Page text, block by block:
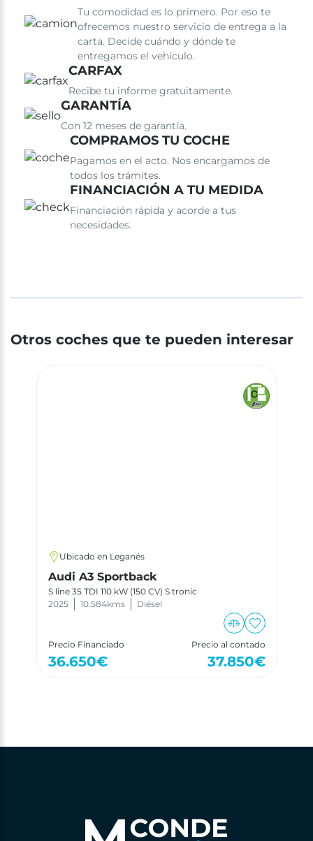
Tu comodidad es lo primero. Por eso te
ofrecemos nuestro servicio de entrega a la
carta. Decide cuándo y dónde te
entregamos el vehículo.
CARFAX
Recibe tu informe gratuitamente.
GARANTÍA
Con 12 meses de garantía.
COMPRAMOS TU COCHE
Pagamos en el acto. Nos encargamos de
todos los trámites.
FINANCIACIÓN A TU MEDIDA
Financiación rápida y acorde a tus
necesidades.
Otros coches que te pueden interesar
Ubicado en Leganés
Audi A3 Sportback
S line 35 TDI 110 kW (150 CV) S tronic
2025
10.584kms Diésel
Precio Financiado
36.650€
Precio al contado
37.850€